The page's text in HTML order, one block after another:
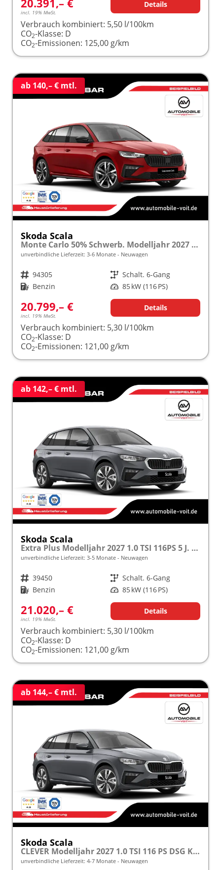
incl. 19% MwSt.
Details
Verbrauch kombiniert: 5,50 l/100km
CO2-Klasse: D
CO2-Emissionen: 125,00 g/km
ab 140,– € mtl.
Skoda Scala
Monte Carlo 50% Schwerb. Modelljahr 2027 1.0 TSI 116 PS Panoramadach 17"Alu "Sonderangebot bei Schwerbehinderung" frei konfigurierbar!
unverbindliche Lieferzeit: 3-6 Monate Neuwagen
Fahrzeugnr. 94305 Getriebe Schalt. 6-Gang
Kraftstoff Benzin Leistung 85 kW (116 PS)
20.799,– €
incl. 19% MwSt.
Details
Verbrauch kombiniert: 5,30 l/100km
CO2-Klasse: D
CO2-Emissionen: 121,00 g/km
ab 142,– € mtl.
Skoda Scala
Extra Plus Modelljahr 2027 1.0 TSI 116PS 5 J. Garantie, Kamera, Winterpaket, Climatronic, Tempomat, SunSet, Wireless Smartlink
unverbindliche Lieferzeit: 3-5 Monate Neuwagen
Fahrzeugnr. 39450 Getriebe Schalt. 6-Gang
Kraftstoff Benzin Leistung 85 kW (116 PS)
21.020,– €
incl. 19% MwSt.
Details
Verbrauch kombiniert: 5,30 l/100km
CO2-Klasse: D
CO2-Emissionen: 121,00 g/km
ab 144,– € mtl.
Skoda Scala
CLEVER Modelljahr 2027 1.0 TSI 116 PS DSG Kamera frei konfigurierbar!
unverbindliche Lieferzeit: 4-7 Monate Neuwagen